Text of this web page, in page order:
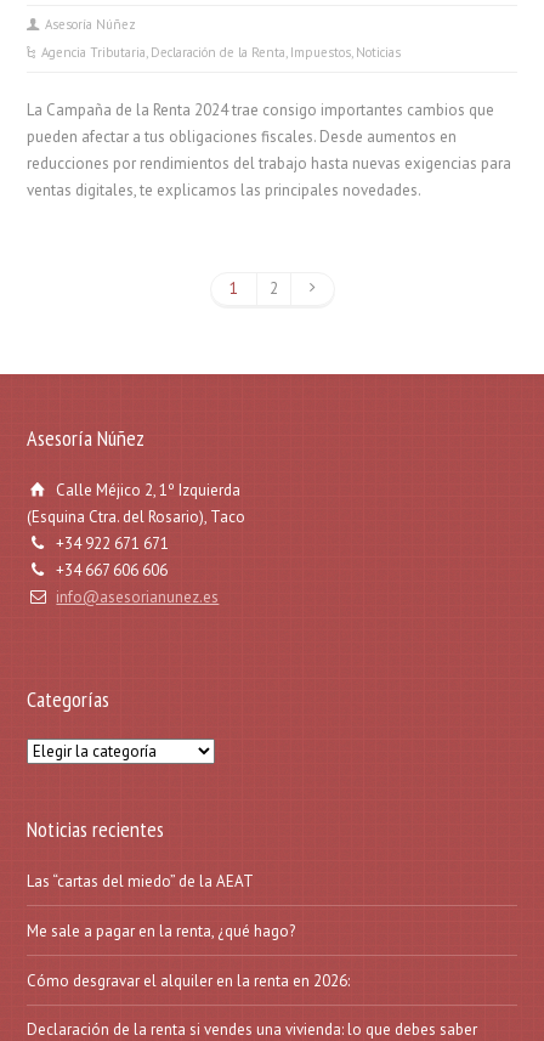
Asesoría Núñez
Agencia Tributaria, Declaración de la Renta, Impuestos, Noticias
La Campaña de la Renta 2024 trae consigo importantes cambios que
pueden afectar a tus obligaciones fiscales. Desde aumentos en
reducciones por rendimientos del trabajo hasta nuevas exigencias para
ventas digitales, te explicamos las principales novedades.
1 2
Asesoría Núñez
Calle Méjico 2, 1º Izquierda
(Esquina Ctra. del Rosario), Taco
+34 922 671 671
+34 667 606 606
info@asesorianunez.es
Categorías
Categorías
Noticias recientes
Las “cartas del miedo” de la AEAT
Me sale a pagar en la renta, ¿qué hago?
Cómo desgravar el alquiler en la renta en 2026:
Declaración de la renta si vendes una vivienda: lo que debes saber